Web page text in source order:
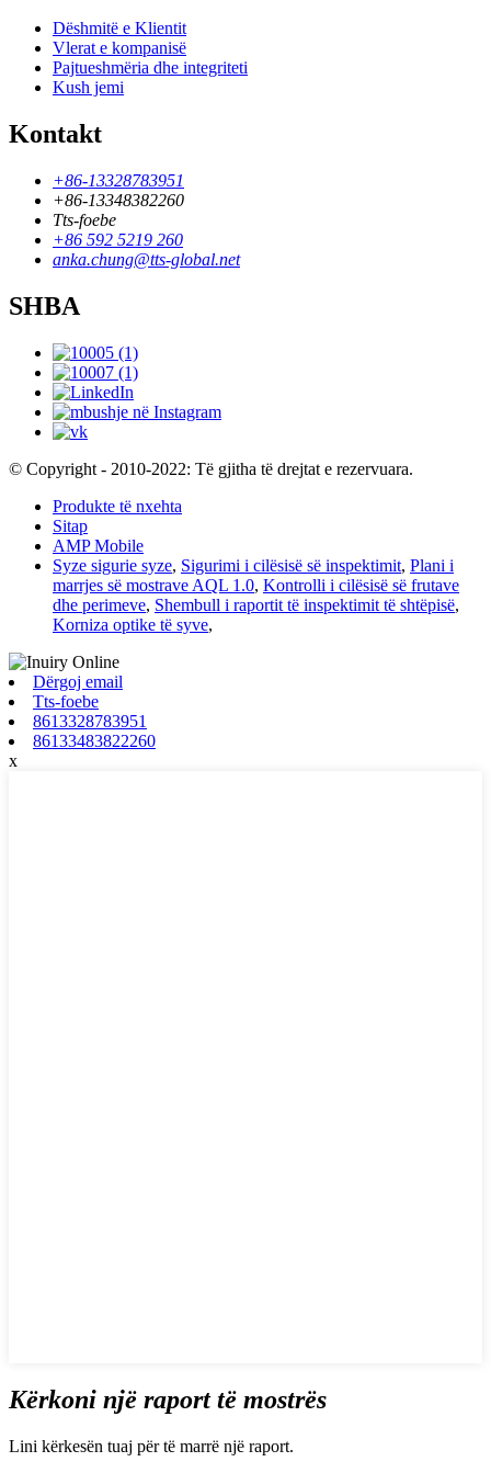
Dëshmitë e Klientit
Vlerat e kompanisë
Pajtueshmëria dhe integriteti
Kush jemi
Kontakt
+86-13328783951
+86-13348382260
Tts-foebe
+86 592 5219 260
anka.chung@tts-global.net
SHBA
© Copyright - 2010-2022: Të gjitha të drejtat e rezervuara.
Produkte të nxehta
Sitap
AMP Mobile
Syze sigurie syze, Sigurimi i cilësisë së inspektimit, Plani i
marrjes së mostrave AQL 1.0, Kontrolli i cilësisë së frutave
dhe perimeve, Shembull i raportit të inspektimit të shtëpisë,
Korniza optike të syve,
Dërgoj email
Tts-foebe
8613328783951
86133483822260
x
Kërkoni një raport të mostrës
Lini kërkesën tuaj për të marrë një raport.